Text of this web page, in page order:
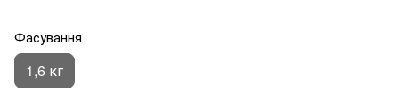
Фасування
1,6 кг